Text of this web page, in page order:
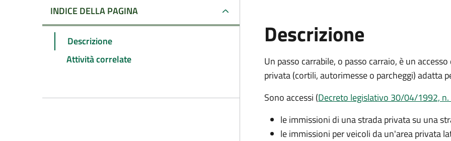
INDICE DELLA PAGINA
Descrizione
Attività correlate
Descrizione
Un passo carrabile, o passo carraio, è un
privata (cortili, autorimesse o parcheggi) adatta
Sono accessi (Decreto legislativo 30/04/1992,
le immissioni di una strada privata su una
le immissioni per veicoli da un'area privata